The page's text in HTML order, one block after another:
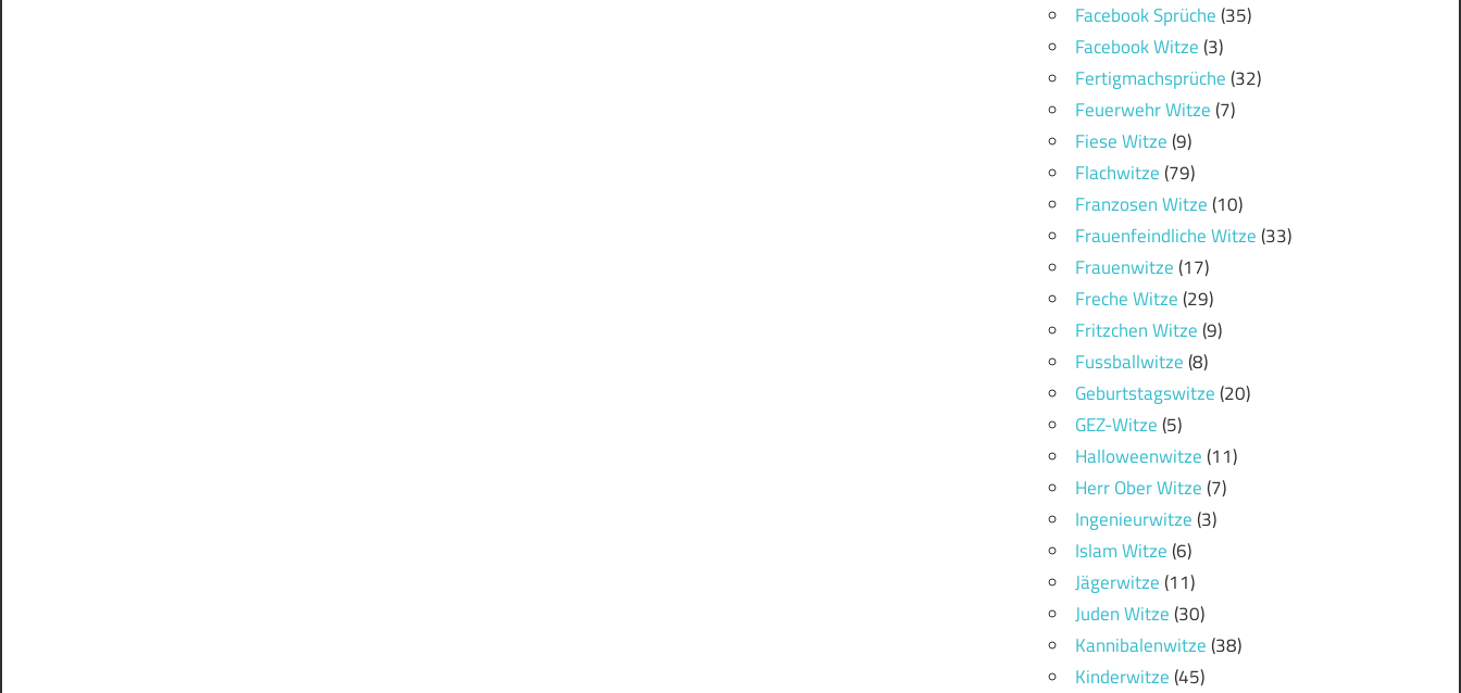
Facebook Sprüche(35)
Facebook Witze(3)
Fertigmachsprüche(32)
Feuerwehr Witze(7)
Fiese Witze(9)
Flachwitze(79)
Franzosen Witze(10)
Frauenfeindliche Witze(33)
Frauenwitze(17)
Freche Witze(29)
Fritzchen Witze(9)
Fussballwitze(8)
Geburtstagswitze(20)
GEZ-Witze(5)
Halloweenwitze(11)
Herr Ober Witze(7)
Ingenieurwitze(3)
Islam Witze(6)
Jägerwitze(11)
Juden Witze(30)
Kannibalenwitze(38)
Kinderwitze(45)